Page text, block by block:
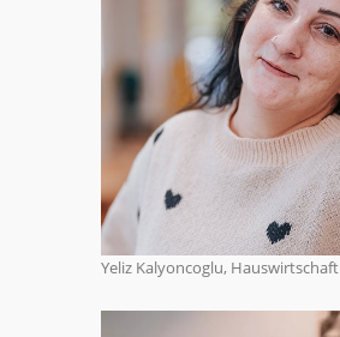
Yeliz Kalyoncoglu, Hauswirtschaft